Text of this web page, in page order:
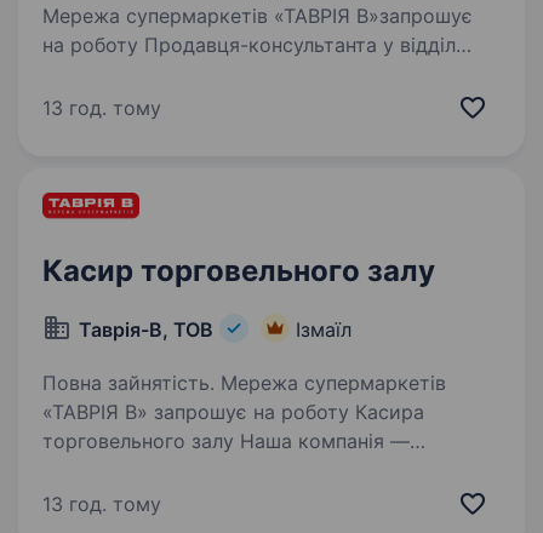
Мережа супермаркетів «ТАВРІЯ В»запрошує
на роботу Продавця-консультанта у відділ
Незалежності, 181. Наша компанія —
13 год. тому
Касир торговельного залу
Таврія-В, ТОВ Ізмаїл
Повна зайнятість. Мережа супермаркетів
«ТАВРІЯ В» запрошує на роботу Касира
торговельного залу Наша компанія —
зростаюча кількість торгових об'єктів. Кого
13 год. тому